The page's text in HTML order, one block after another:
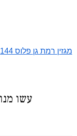
מגזין רמת גן פלוס 144
עשו